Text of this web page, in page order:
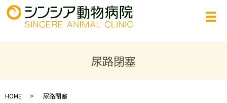
尿路閉塞
HOME 尿路閉塞